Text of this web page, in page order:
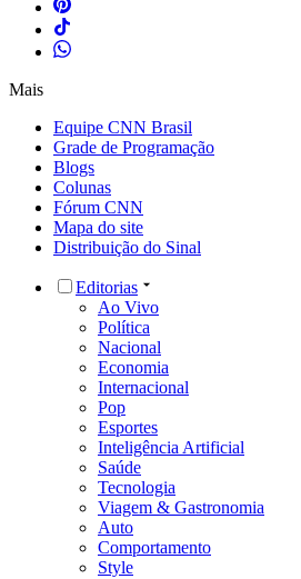
Mais
Equipe CNN Brasil
Grade de Programação
Blogs
Colunas
Fórum CNN
Mapa do site
Distribuição do Sinal
Editorias
Ao Vivo
Política
Nacional
Economia
Internacional
Pop
Esportes
Inteligência Artificial
Saúde
Tecnologia
Viagem & Gastronomia
Auto
Comportamento
Style